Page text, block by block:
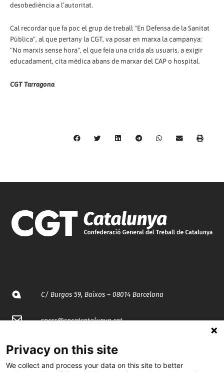
desobediència a l’autoritat.
Cal recordar que fa poc el grup de treball "En Defensa de la Sanitat
Pública", al que pertany la CGT, va posar en marxa la campanya:
"No marxis sense hora", el que feia una crida als usuaris, a exigir
educadament, cita mèdica abans de marxar del CAP o hospital.
CGT Tarragona
C/ Burgos 59, Baixos – 08014 Barcelona
spccc@spcgtcatalunya.cat
Privacy on this site
We collect and process your data on this site to better